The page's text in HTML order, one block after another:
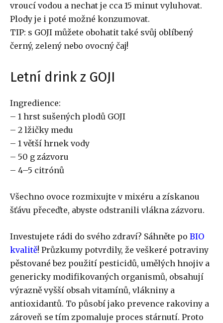
vroucí vodou a nechat je cca 15 minut vyluhovat.
Plody je i poté možné konzumovat.
TIP: s GOJI můžete obohatit také svůj oblíbený
černý, zelený nebo ovocný čaj!
Letní drink z GOJI
Ingredience:
– 1 hrst sušených plodů GOJI
– 2 lžičky medu
– 1 větší hrnek vody
– 50 g zázvoru
– 4–5 citrónů
Všechno ovoce rozmixujte v mixéru a získanou
šťávu přeceďte, abyste odstranili vlákna zázvoru.
Investujete rádi do svého zdraví? Sáhněte po BIO
kvalitě! Průzkumy potvrdily, že veškeré potraviny
pěstované bez použití pesticidů, umělých hnojiv a
genericky modifikovaných organismů, obsahují
výrazně vyšší obsah vitamínů, vlákniny a
antioxidantů. To působí jako prevence rakoviny a
zároveň se tím zpomaluje proces stárnutí. Proto